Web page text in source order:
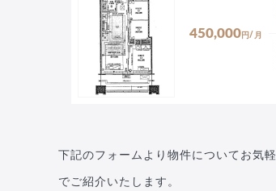
450,000 円/月
下記のフォームより物件についてお気
でご紹介いたします。